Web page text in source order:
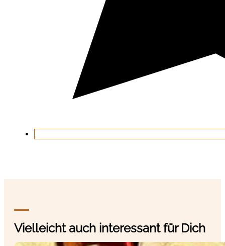
Vielleicht auch interessant für Dich